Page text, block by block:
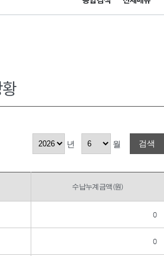
부 누리집입니다.
년 월 검색
수납누계금액(원)
0
0